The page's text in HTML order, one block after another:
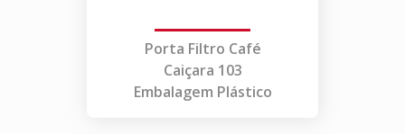
Porta Filtro Café
Caiçara 103
Embalagem Plástico